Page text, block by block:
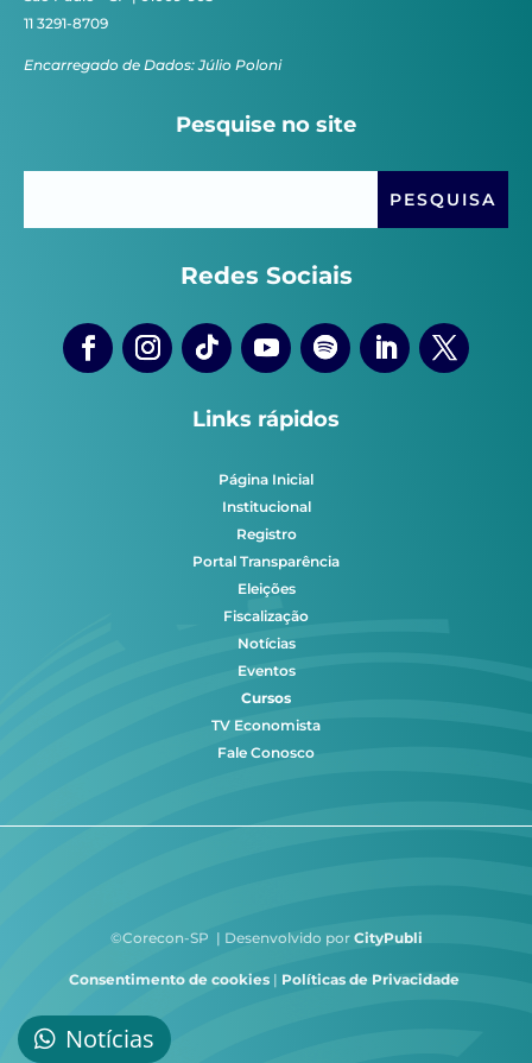
11 3291-8709
Encarregado de Dados: Júlio Poloni
Pesquise no site
Redes Sociais
Links rápidos
Página Inicial
Institucional
Registro
Portal Transparência
Eleições
Fiscalização
Notícias
Eventos
Cursos
TV Economista
Fale Conosco
©Corecon-SP | Desenvolvido por CityPubli
Consentimento de cookies | Políticas de Privacidade
Notícias